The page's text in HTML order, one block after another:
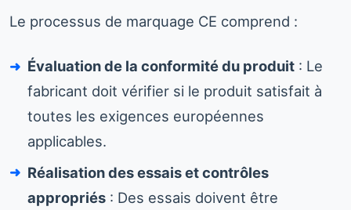
Le processus de marquage CE comprend :
Évaluation de la conformité du produit : Le
fabricant doit vérifier si le produit satisfait à
toutes les exigences européennes
applicables.
Réalisation des essais et contrôles
appropriés : Des essais doivent être